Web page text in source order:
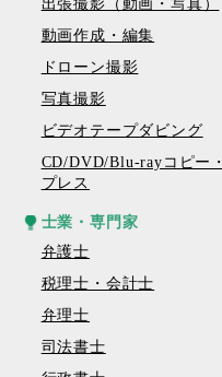
出張撮影（動画・写真）
動画作成・編集
ドローン撮影
写真撮影
ビデオテープダビング
CD/DVD/Blu-rayコピー・
プレス
士業・専門家
弁護士
税理士・会計士
弁理士
司法書士